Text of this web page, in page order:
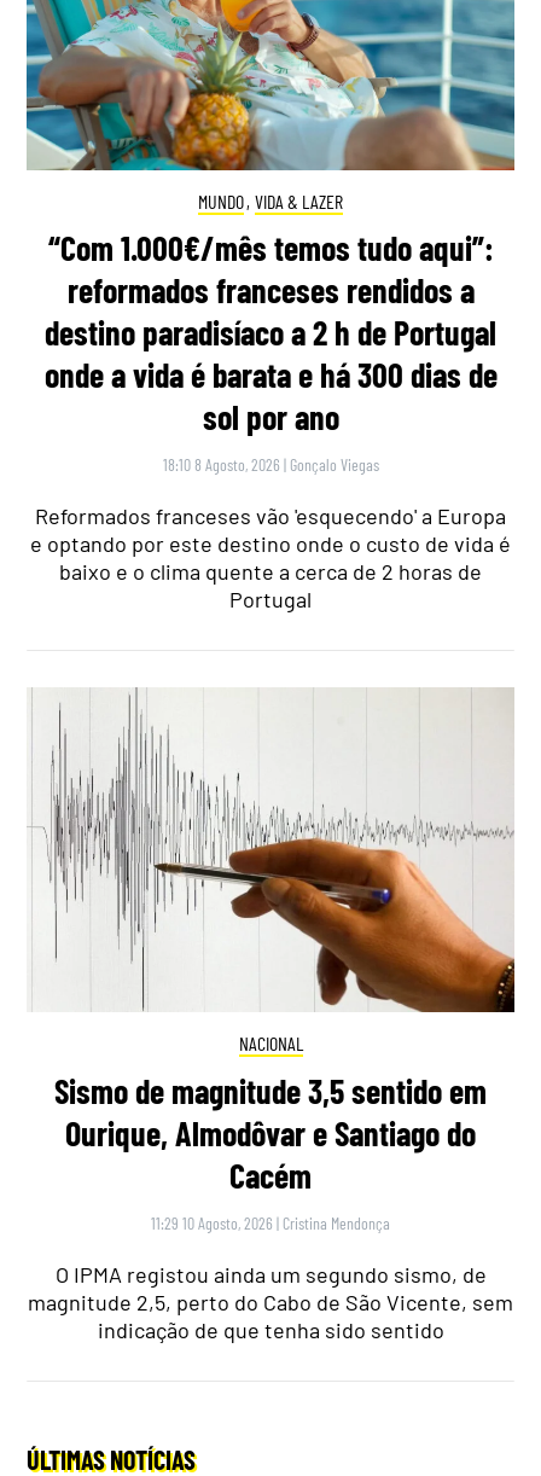
MUNDO, VIDA & LAZER
“Com 1.000€/mês temos tudo aqui”:
reformados franceses rendidos a
destino paradisíaco a 2 h de Portugal
onde a vida é barata e há 300 dias de
sol por ano
18:10 8 Agosto, 2026 | Gonçalo Viegas
Reformados franceses vão 'esquecendo' a Europa
e optando por este destino onde o custo de vida é
baixo e o clima quente a cerca de 2 horas de
Portugal
NACIONAL
Sismo de magnitude 3,5 sentido em
Ourique, Almodôvar e Santiago do
Cacém
11:29 10 Agosto, 2026 | Cristina Mendonça
O IPMA registou ainda um segundo sismo, de
magnitude 2,5, perto do Cabo de São Vicente, sem
indicação de que tenha sido sentido
ÚLTIMAS NOTÍCIAS